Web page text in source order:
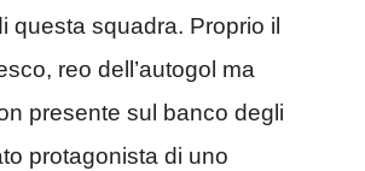
questa squadra. Proprio il
reo dell’autogol ma
presente sul banco degli
protagonista di uno